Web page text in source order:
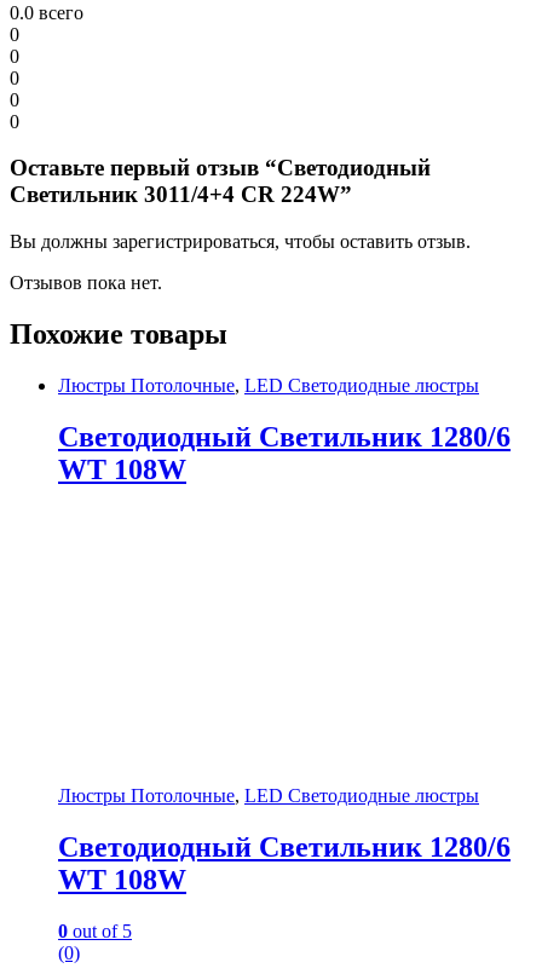
0.0 всего
0
0
0
0
0
Оставьте первый отзыв “Светодиодный
Светильник 3011/4+4 CR 224W”
Вы должны зарегистрироваться, чтобы оставить отзыв.
Отзывов пока нет.
Похожие товары
Люстры Потолочные, LED Светодиодные люстры
Светодиодный Светильник 1280/6
WT 108W
Люстры Потолочные, LED Светодиодные люстры
Светодиодный Светильник 1280/6
WT 108W
0 out of 5
(0)